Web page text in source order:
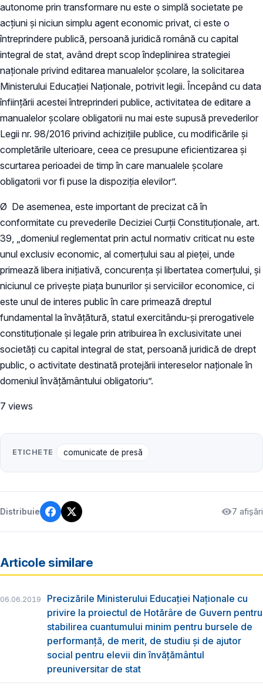
autonome prin transformare nu este o simplă societate pe
acțiuni și niciun simplu agent economic privat, ci este o
întreprindere publică, persoană juridică română cu capital
integral de stat, având drept scop îndeplinirea strategiei
naționale privind editarea manualelor școlare, la solicitarea
Ministerului Educației Naționale, potrivit legii. Începând cu data
înființării acestei întreprinderi publice, activitatea de editare a
manualelor școlare obligatorii nu mai este supusă prevederilor
Legii nr. 98/2016 privind achizițiile publice, cu modificările și
completările ulterioare, ceea ce presupune eficientizarea și
scurtarea perioadei de timp în care manualele școlare
obligatorii vor fi puse la dispoziția elevilor”.
Ø De asemenea, este important de precizat că în
conformitate cu prevederile Deciziei Curții Constituționale, art.
39, „domeniul reglementat prin actul normativ criticat nu este
unul exclusiv economic, al comerțului sau al pieței, unde
primează libera inițiativă, concurența și libertatea comerțului, și
niciunul ce privește piața bunurilor și serviciilor economice, ci
este unul de interes public în care primează dreptul
fundamental la învățătură, statul exercitându-și prerogativele
constituționale și legale prin atribuirea în exclusivitate unei
societăți cu capital integral de stat, persoană juridică de drept
public, o activitate destinată protejării intereselor naționale în
domeniul învățământului obligatoriu”.
7 views
ETICHETE comunicate de presă
Distribuie 7 afișări
Articole similare
06.06.2019
Precizările Ministerului Educației Naționale cu
privire la proiectul de Hotărâre de Guvern pentru
stabilirea cuantumului minim pentru bursele de
performanță, de merit, de studiu și de ajutor
social pentru elevii din învățământul
preuniversitar de stat